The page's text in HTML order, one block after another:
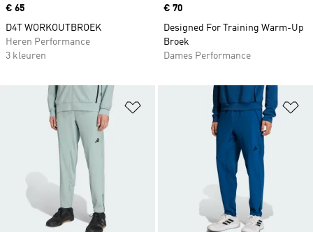
Price
€ 65
D4T WORKOUTBROEK
Heren Performance
3 kleuren
Price
€ 70
Designed For Training Warm-Up
Broek
Dames Performance
Op verlanglijst zetten